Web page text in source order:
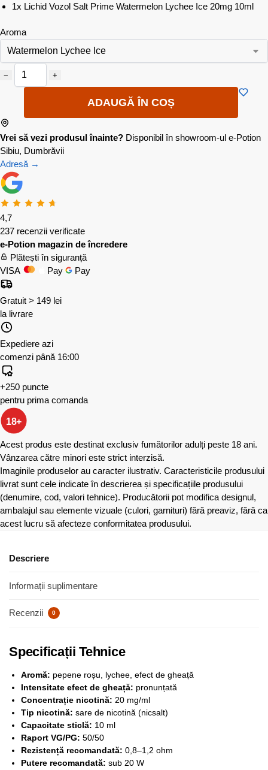
1x Lichid Vozol Salt Prime Watermelon Lychee Ice 20mg 10ml
Aroma
− +
ADAUGĂ ÎN COȘ
Vrei să vezi produsul înainte? Disponibil în showroom-ul e-Potion
Sibiu, Dumbrăvii
Adresă →
4,7
237 recenzii verificate
e-Potion magazin de încredere
Plătești în siguranță
VISA
Pay Pay
Gratuit > 149 lei
la livrare
Expediere azi
comenzi până 16:00
+250 puncte
pentru prima comanda
18+
Acest produs este destinat exclusiv fumătorilor adulți peste 18 ani.
Vânzarea către minori este strict interzisă.
Imaginile produselor au caracter ilustrativ. Caracteristicile produsului
livrat sunt cele indicate în descrierea și specificațiile produsului
(denumire, cod, valori tehnice). Producătorii pot modifica designul,
ambalajul sau elemente vizuale (culori, garnituri) fără preaviz, fără ca
acest lucru să afecteze conformitatea produsului.
Descriere
Informații suplimentare
Recenzii 0
Specificații Tehnice
Aromă: pepene roșu, lychee, efect de gheață
Intensitate efect de gheață: pronunțată
Concentrație nicotină: 20 mg/ml
Tip nicotină: sare de nicotină (nicsalt)
Capacitate sticlă: 10 ml
Raport VG/PG: 50/50
Rezistență recomandată: 0,8–1,2 ohm
Putere recomandată: sub 20 W